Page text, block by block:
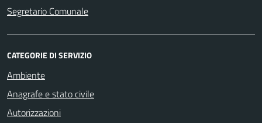
Segretario Comunale
CATEGORIE DI SERVIZIO
Ambiente
Anagrafe e stato civile
Autorizzazioni